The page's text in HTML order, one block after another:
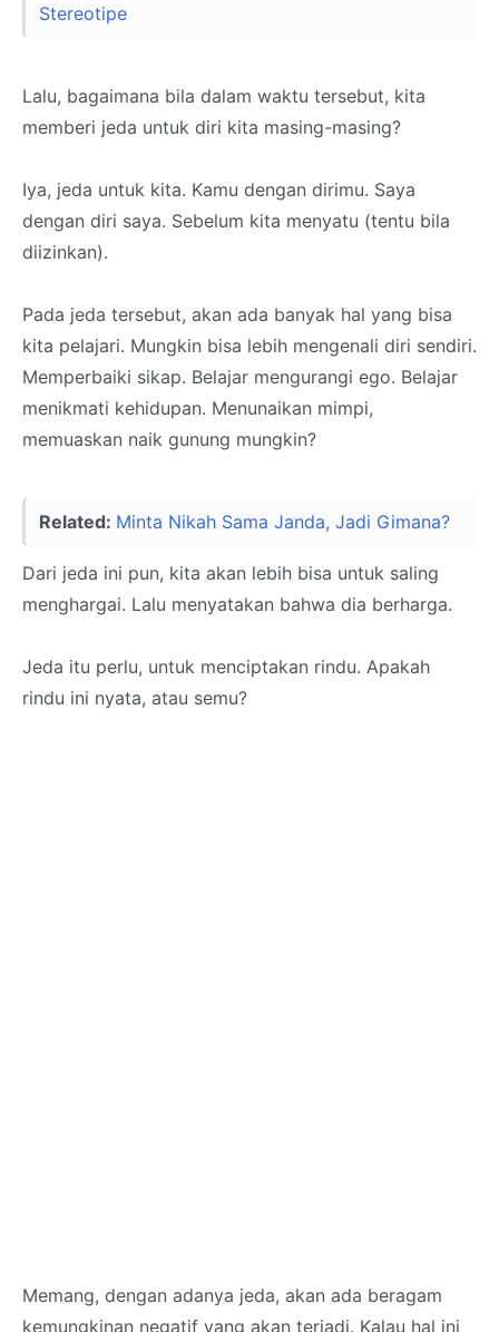
Stereotipe
Lalu, bagaimana bila dalam waktu tersebut, kita
memberi jeda untuk diri kita masing-masing?
Iya, jeda untuk kita. Kamu dengan dirimu. Saya
dengan diri saya. Sebelum kita menyatu (tentu bila
diizinkan).
Pada jeda tersebut, akan ada banyak hal yang bisa
kita pelajari. Mungkin bisa lebih mengenali diri sendiri.
Memperbaiki sikap. Belajar mengurangi ego. Belajar
menikmati kehidupan. Menunaikan mimpi,
memuaskan naik gunung mungkin?
Related: Minta Nikah Sama Janda, Jadi Gimana?
Dari jeda ini pun, kita akan lebih bisa untuk saling
menghargai. Lalu menyatakan bahwa dia berharga.
Jeda itu perlu, untuk menciptakan rindu. Apakah
rindu ini nyata, atau semu?
Memang, dengan adanya jeda, akan ada beragam
kemungkinan negatif yang akan terjadi. Kalau hal ini